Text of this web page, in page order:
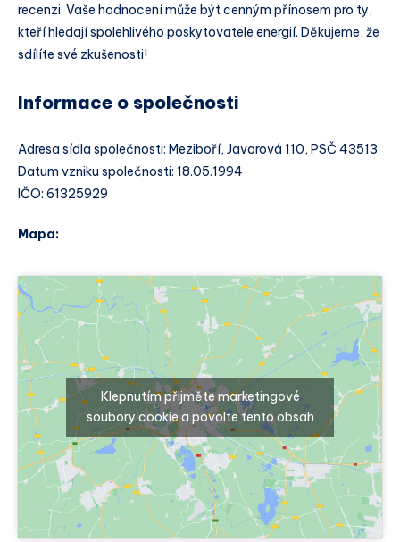
recenzi. Vaše hodnocení může být cenným přínosem pro ty,
kteří hledají spolehlivého poskytovatele energií. Děkujeme, že
sdílíte své zkušenosti!
Informace o společnosti
Adresa sídla společnosti: Meziboří, Javorová 110, PSČ 43513
Datum vzniku společnosti: 18.05.1994
IČO: 61325929
Mapa:
Klepnutím přijměte marketingové
soubory cookie a povolte tento obsah